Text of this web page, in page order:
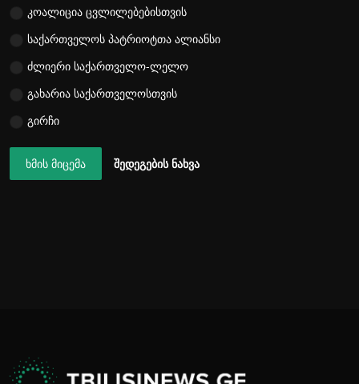
კოალიცია ცვლილებებისთვის
საქართველოს პატრიოტთა ალიანსი
ძლიერი საქართველო-ლელო
გახარია საქართველოსთვის
გირჩი
ხმის მიცემა შედეგების ნახვა